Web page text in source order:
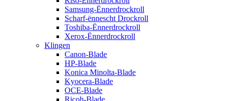
Samsung-Ënnerdrockroll
Scharf-ënnescht Drockroll
Toshiba-Ënnerdrockroll
Xerox-Ënnerdrockroll
Klingen
Canon-Blade
HP-Blade
Konica Minolta-Blade
Kyocera-Blade
OCE-Blade
Ricoh-Blade